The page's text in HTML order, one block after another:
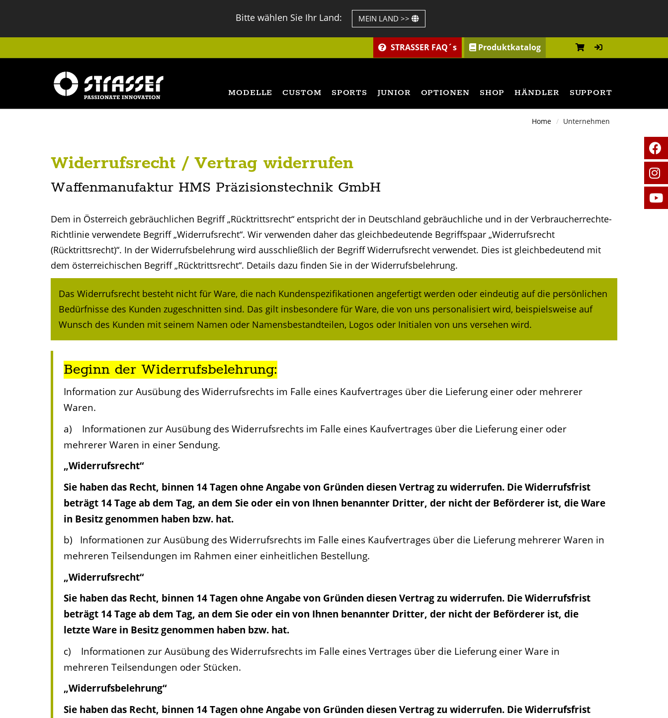
Bitte wählen Sie Ihr Land: MEIN LAND >>
STRASSER FAQ´s Produktkatalog
MODELLE CUSTOM SPORTS JUNIOR OPTIONEN SHOP HÄNDLER SUPPORT
Home Unternehmen
Widerrufsrecht / Vertrag widerrufen
Waffenmanufaktur HMS Präzisionstechnik GmbH
Dem in Österreich gebräuchlichen Begriff „Rücktrittsrecht“ entspricht der in Deutschland gebräuchliche und in der Verbraucherrechte-
Richtlinie verwendete Begriff „Widerrufsrecht“. Wir verwenden daher das gleichbedeutende Begriffspaar „Widerrufsrecht
(Rücktrittsrecht)“. In der Widerrufsbelehrung wird ausschließlich der Begriff Widerrufsrecht verwendet. Dies ist gleichbedeutend mit
dem österreichischen Begriff „Rücktrittsrecht“. Details dazu finden Sie in der Widerrufsbelehrung.
Das Widerrufsrecht besteht nicht für Ware, die nach Kundenspezifikationen angefertigt werden oder eindeutig auf die persönlichen
Bedürfnisse des Kunden zugeschnitten sind. Das gilt insbesondere für Ware, die von uns personalisiert wird, beispielsweise auf
Wunsch des Kunden mit seinem Namen oder Namensbestandteilen, Logos oder Initialen von uns versehen wird.
Beginn der Widerrufsbelehrung:
Information zur Ausübung des Widerrufsrechts im Falle eines Kaufvertrages über die Lieferung einer oder mehrerer
Waren.
a) Informationen zur Ausübung des Widerrufsrechts im Falle eines Kaufvertrages über die Lieferung einer oder
mehrerer Waren in einer Sendung.
„Widerrufsrecht“
Sie haben das Recht, binnen 14 Tagen ohne Angabe von Gründen diesen Vertrag zu widerrufen. Die Widerrufsfrist
beträgt 14 Tage ab dem Tag, an dem Sie oder ein von Ihnen benannter Dritter, der nicht der Beförderer ist, die Ware
in Besitz genommen haben bzw. hat.
b) Informationen zur Ausübung des Widerrufsrechts im Falle eines Kaufvertrages über die Lieferung mehrerer Waren in
mehreren Teilsendungen im Rahmen einer einheitlichen Bestellung.
„Widerrufsrecht“
Sie haben das Recht, binnen 14 Tagen ohne Angabe von Gründen diesen Vertrag zu widerrufen. Die Widerrufsfrist
beträgt 14 Tage ab dem Tag, an dem Sie oder ein von Ihnen benannter Dritter, der nicht der Beförderer ist, die
letzte Ware in Besitz genommen haben bzw. hat.
c) Informationen zur Ausübung des Widerrufsrechts im Falle eines Vertrages über die Lieferung einer Ware in
mehreren Teilsendungen oder Stücken.
„Widerrufsbelehrung“
Sie haben das Recht, binnen 14 Tagen ohne Angabe von Gründen diesen Vertrag zu widerrufen. Die Widerrufsfrist